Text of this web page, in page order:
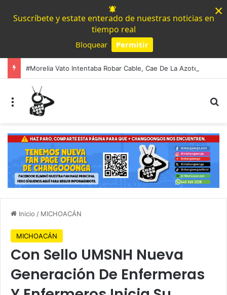
Suscríbete y estate enterado de nuestras noticias en
tiempo real
Bloquear Permitir
×
Menú
Inicio / MICHOACÁN
MICHOACÁN
Con Sello UMSNH Nueva
Generación De Enfermeras